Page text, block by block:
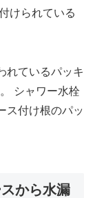
けられている
れているパッキ
シャワー水栓
ス付け根のパッ
から水漏